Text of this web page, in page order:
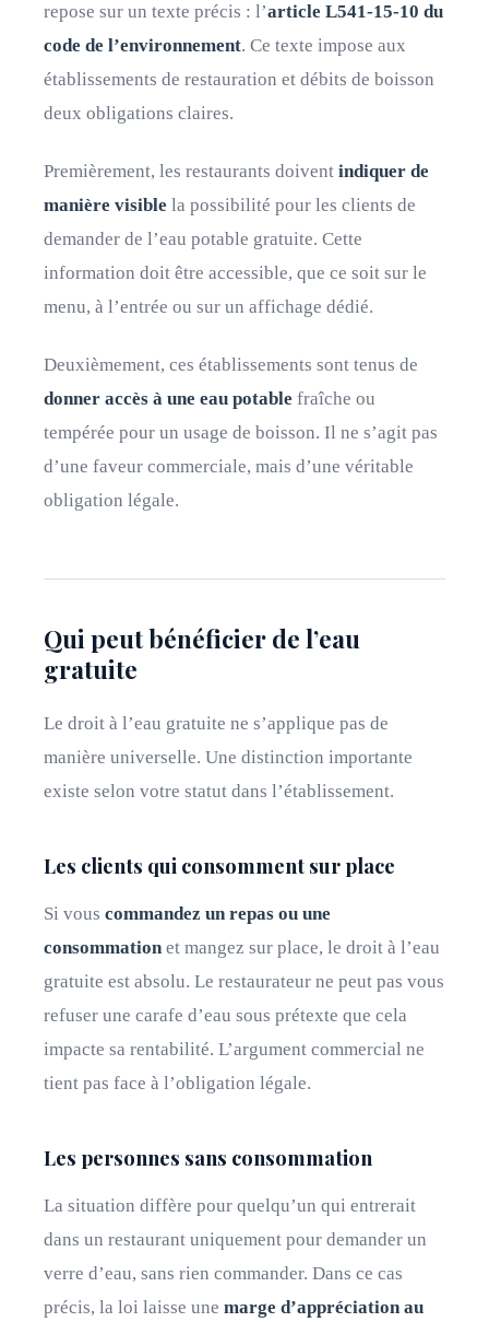
repose sur un texte précis : l’article L541-15-10 du
code de l’environnement. Ce texte impose aux
établissements de restauration et débits de boisson
deux obligations claires.
Premièrement, les restaurants doivent indiquer de
manière visible la possibilité pour les clients de
demander de l’eau potable gratuite. Cette
information doit être accessible, que ce soit sur le
menu, à l’entrée ou sur un affichage dédié.
Deuxièmement, ces établissements sont tenus de
donner accès à une eau potable fraîche ou
tempérée pour un usage de boisson. Il ne s’agit pas
d’une faveur commerciale, mais d’une véritable
obligation légale.
Qui peut bénéficier de l’eau
gratuite
Le droit à l’eau gratuite ne s’applique pas de
manière universelle. Une distinction importante
existe selon votre statut dans l’établissement.
Les clients qui consomment sur place
Si vous commandez un repas ou une
consommationet mangez sur place, le droit à l’eau
gratuite est absolu. Le restaurateur ne peut pas vous
refuser une carafe d’eau sous prétexte que cela
impacte sa rentabilité. L’argument commercial ne
tient pas face à l’obligation légale.
Les personnes sans consommation
La situation diffère pour quelqu’un qui entrerait
dans un restaurant uniquement pour demander un
verre d’eau, sans rien commander. Dans ce cas
précis, la loi laisse une marge d’appréciation au